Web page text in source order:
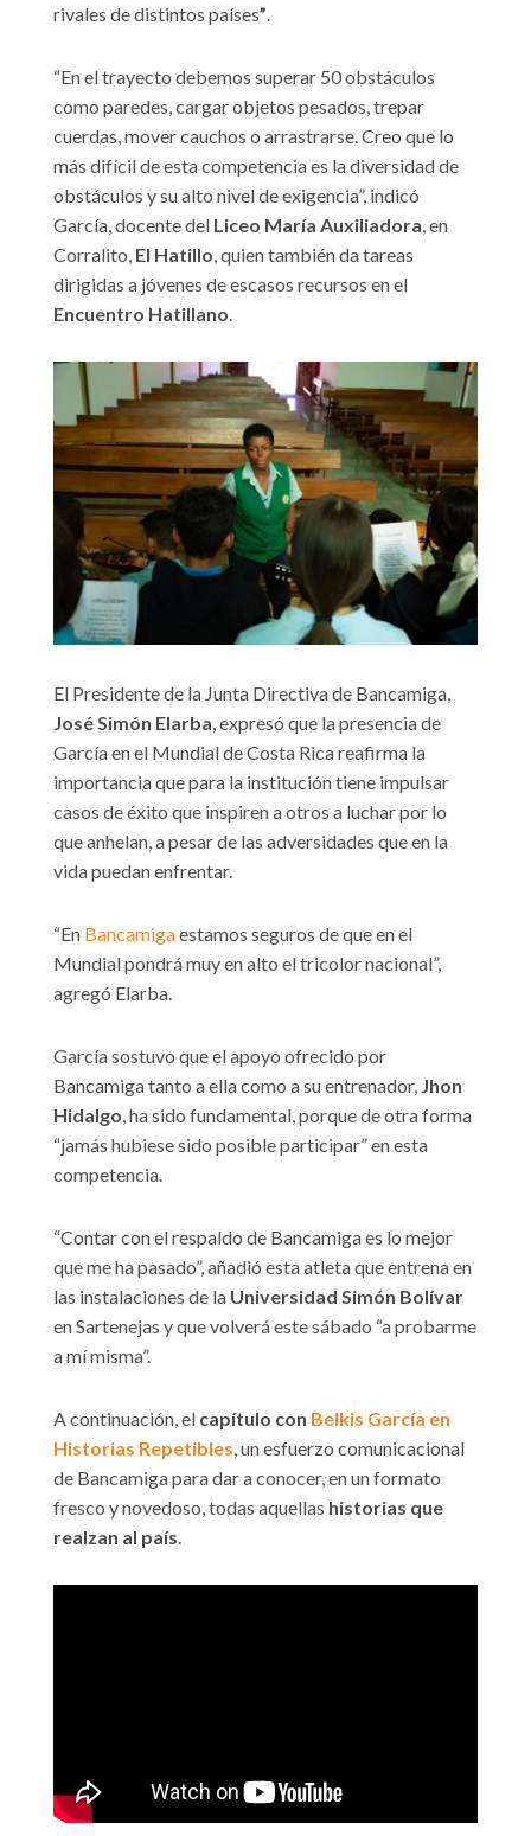
rivales de distintos países”.
“En el trayecto debemos superar 50 obstáculos
como paredes, cargar objetos pesados, trepar
cuerdas, mover cauchos o arrastrarse. Creo que lo
más difícil de esta competencia es la diversidad de
obstáculos y su alto nivel de exigencia”, indicó
García, docente del Liceo María Auxiliadora, en
Corralito, El Hatillo, quien también da tareas
dirigidas a jóvenes de escasos recursos en el
Encuentro Hatillano.
El Presidente de la Junta Directiva de Bancamiga,
José Simón Elarba, expresó que la presencia de
García en el Mundial de Costa Rica reafirma la
importancia que para la institución tiene impulsar
casos de éxito que inspiren a otros a luchar por lo
que anhelan, a pesar de las adversidades que en la
vida puedan enfrentar.
“En Bancamigaestamos seguros de que en el
Mundial pondrá muy en alto el tricolor nacional”,
agregó Elarba.
García sostuvo que el apoyo ofrecido por
Bancamiga tanto a ella como a su entrenador, Jhon
Hidalgo, ha sido fundamental, porque de otra forma
“jamás hubiese sido posible participar” en esta
competencia.
“Contar con el respaldo de Bancamiga es lo mejor
que me ha pasado”, añadió esta atleta que entrena en
las instalaciones de la Universidad Simón Bolívar
en Sartenejas y que volverá este sábado “a probarme
a mí misma”.
A continuación, el capítulo con Belkis García en
Historias Repetibles, un esfuerzo comunicacional
de Bancamiga para dar a conocer, en un formato
fresco y novedoso, todas aquellas historias que
realzan al país.